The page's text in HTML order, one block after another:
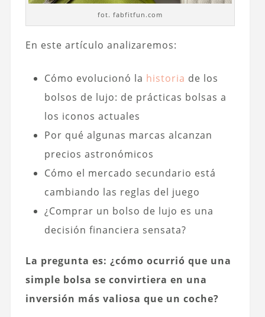
fot. fabfitfun.com
En este artículo analizaremos:
Cómo evolucionó la historia de los
bolsos de lujo: de prácticas bolsas a
los iconos actuales
Por qué algunas marcas alcanzan
precios astronómicos
Cómo el mercado secundario está
cambiando las reglas del juego
¿Comprar un bolso de lujo es una
decisión financiera sensata?
La pregunta es: ¿cómo ocurrió que una
simple bolsa se convirtiera en una
inversión más valiosa que un coche?